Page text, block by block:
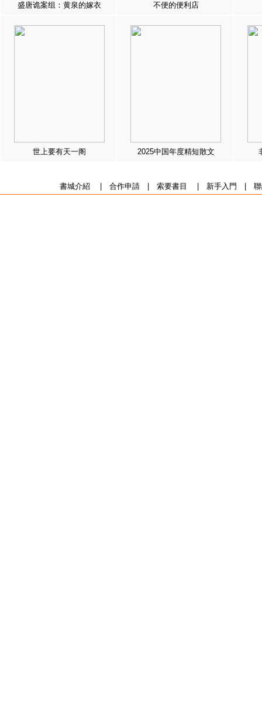
盛唐诡案组：黄泉的嫁衣 不便的便利店
世上要有天一阁 2025中国年度精短散文
書城介紹 合作申請| 索要書目 新手入門